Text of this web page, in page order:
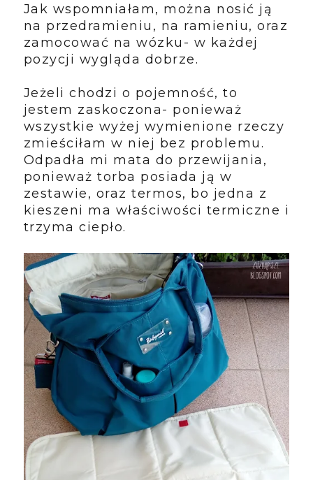
Jak wspomniałam, można nosić ją
na przedramieniu, na ramieniu, oraz
zamocować na wózku- w każdej
pozycji wygląda dobrze.
Jeżeli chodzi o pojemność, to
jestem zaskoczona- ponieważ
wszystkie wyżej wymienione rzeczy
zmieściłam w niej bez problemu.
Odpadła mi mata do przewijania,
ponieważ torba posiada ją w
zestawie, oraz termos, bo jedna z
kieszeni ma właściwości termiczne i
trzyma ciepło.